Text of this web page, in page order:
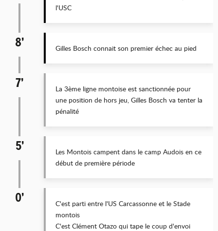
l'USC
8’ Gilles Bosch connait son premier échec au pied
7’
La 3ème ligne montoise est sanctionnée pour
une position de hors jeu, Gilles Bosch va tenter la
pénalité
5’
Les Montois campent dans le camp Audois en ce
début de première période
0’
C'est parti entre l'US Carcassonne et le Stade
montois
C'est Clément Otazo qui tape le coup d'envoi